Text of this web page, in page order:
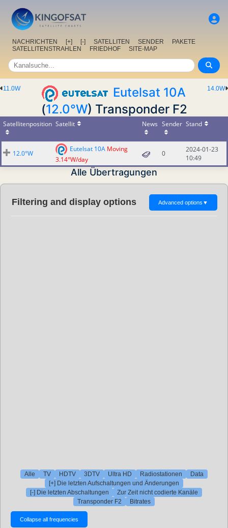
NACHRICHTEN [+] [-] SATELLITEN SENDER
PAKETE
SATELLITENSTRAHLEN
FRIEDHOF SITE-MAP
14.0W
11.0W
Eutelsat 10A
(12.0°W) Transponder F2
Satellitenposition Satellit News Sender Stand
12.0°W
Eutelsat 10A Moving
3.14°W/day
0
2024-01-23
10:49
Alle Übertragungen
Filtering and display options Advanced options ▼
Alle TV HDTV 3DTV Ultra HD Radiostationen
Data
[+] Die letzten Aufschaltungen und Änderungen
[-] Die letzten Abschaltungen
Zur Zeit nicht codierte Kanäle
Transponder F2
Bitrates